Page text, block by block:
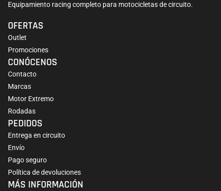
Equipamiento racing completo para motocicletas de circuito.
OFERTAS
Outlet
Promociones
CONÓCENOS
Contacto
Marcas
Motor Extremo
Rodadas
PEDIDOS
Entrega en circuito
Envío
Pago seguro
Política de devoluciones
MÁS INFORMACIÓN